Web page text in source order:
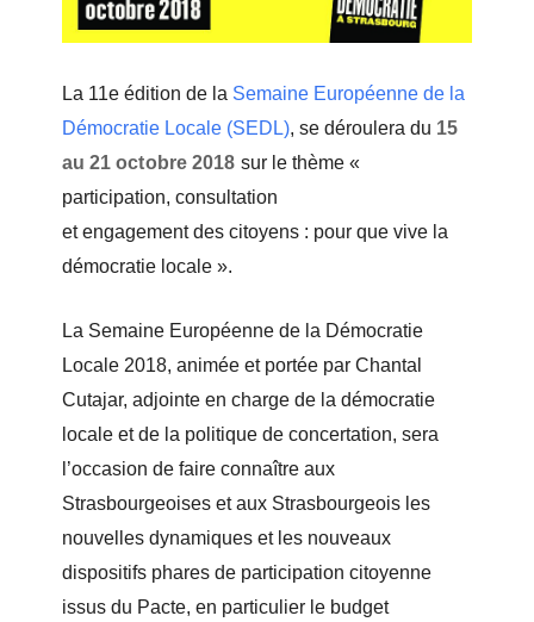
La 11e édition de la Semaine Européenne de la
Démocratie Locale (SEDL), se déroulera du 15
au 21 octobre 2018 sur le thème «
participation, consultation
et engagement des citoyens : pour que vive la
démocratie locale ».
La Semaine Européenne de la Démocratie
Locale 2018, animée et portée par Chantal
Cutajar, adjointe en charge de la démocratie
locale et de la politique de concertation, sera
l’occasion de faire connaître aux
Strasbourgeoises et aux Strasbourgeois les
nouvelles dynamiques et les nouveaux
dispositifs phares de participation citoyenne
issus du Pacte, en particulier le budget